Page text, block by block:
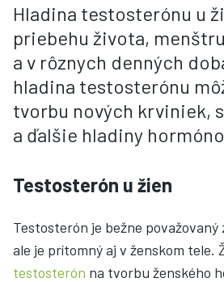
Hladina testosterónu u
priebehu života,
a v rôznych denných
hladina testosterónu
tvorbu nových krviniek,
a ďalšie hladiny
Testosterón u žien
Testosterón je bežne považovaný
ale je prítomný aj v ženskom tele.
testosterón na tvorbu ženského